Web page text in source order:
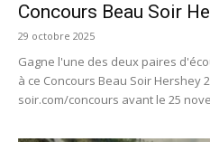
Concours Beau Soir
29 octobre 2025
Gagne l'une des deux paires
à ce Concours Beau Soir Hershey
soir.com/concours avant le 25